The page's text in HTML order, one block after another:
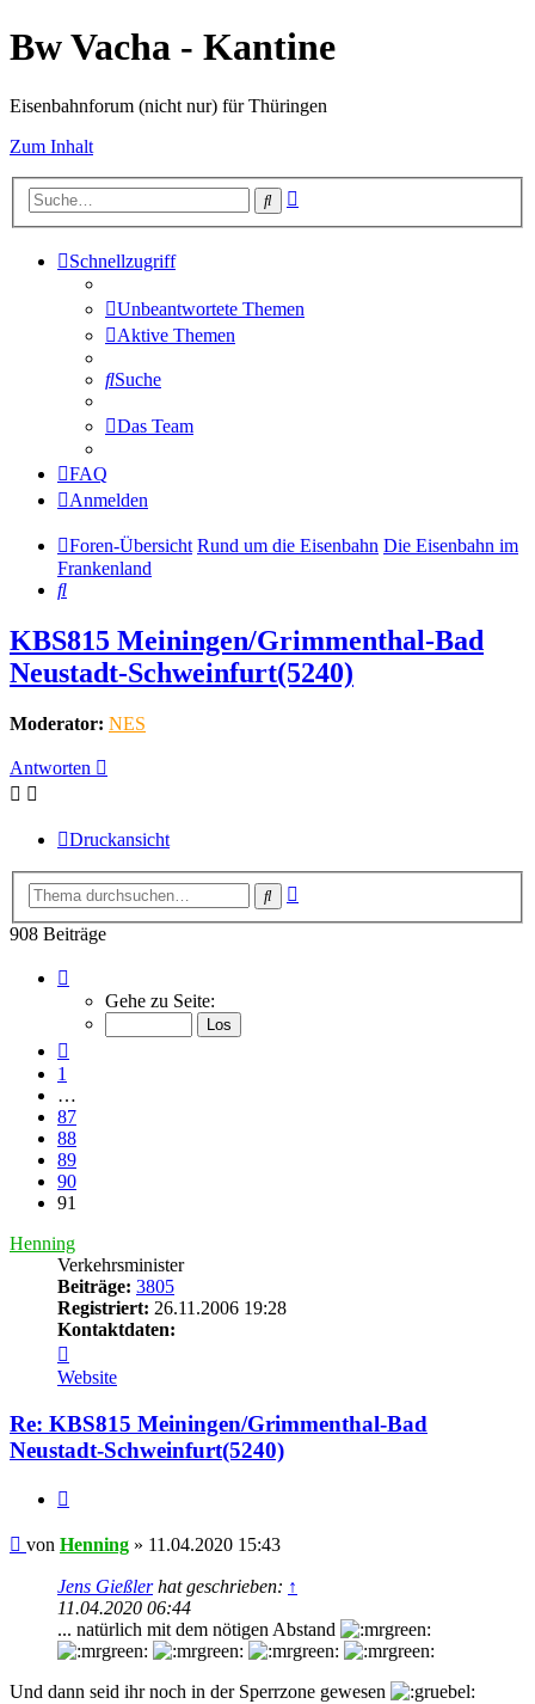
Bw Vacha - Kantine
Eisenbahnforum (nicht nur) für Thüringen
Zum Inhalt
Suche
Schnellzugriff
Unbeantwortete Themen
Aktive Themen
Suche
Das Team
FAQ
Anmelden
Foren-Übersicht Rund um die Eisenbahn Die Eisenbahn im
Frankenland
Suche
KBS815 Meiningen/Grimmenthal-Bad
Neustadt-Schweinfurt(5240)
Moderator: NES
Antworten
Druckansicht
Suche
908 Beiträge
91
von
Gehe zu Seite:
1
…
87
88
89
90
91
Henning
Verkehrsminister
Beiträge: 3805
Registriert: 26.11.2006 19:28
Kontaktdaten:
von
Henning
Website
Re: KBS815 Meiningen/Grimmenthal-Bad
Neustadt-Schweinfurt(5240)
Beitrag
von Henning » 11.04.2020 15:43
Jens Gießlerhat geschrieben: ↑
11.04.2020 06:44
... natürlich mit dem nötigen Abstand
Und dann seid ihr noch in der Sperrzone gewesen